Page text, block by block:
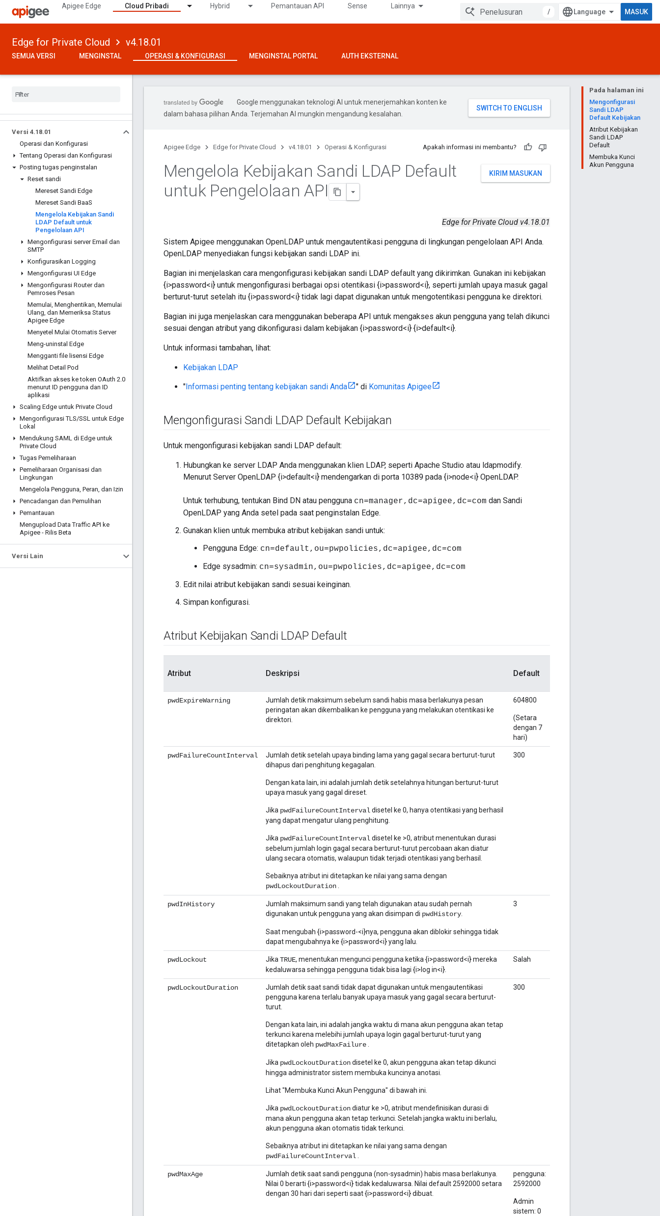
Apigee Edge Cloud Pribadi Hybrid Pemantauan API Sense Lainnya
/ MASUK
Edge for Private Cloud v4.18.01
SEMUA VERSI MENGINSTAL OPERASI & KONFIGURASI MENGINSTAL PORTAL AUTH EKSTERNAL
Versi 4.18.01
Operasi dan Konfigurasi
Tentang Operasi dan Konfigurasi
Posting tugas penginstalan
Reset sandi
Mereset Sandi Edge
Mereset Sandi BaaS
Mengelola Kebijakan Sandi
LDAP Default untuk
Pengelolaan API
Mengonfigurasi server Email dan
SMTP
Konfigurasikan Logging
Mengonfigurasi UI Edge
Mengonfigurasi Router dan
Pemroses Pesan
Memulai, Menghentikan, Memulai
Ulang, dan Memeriksa Status
Apigee Edge
Menyetel Mulai Otomatis Server
Meng-uninstal Edge
Mengganti file lisensi Edge
Melihat Detail Pod
Aktifkan akses ke token OAuth 2.0
menurut ID pengguna dan ID
aplikasi
Scaling Edge untuk Private Cloud
Mengonfigurasi TLS/SSL untuk Edge
Lokal
Mendukung SAML di Edge untuk
Private Cloud
Tugas Pemeliharaan
Pemeliharaan Organisasi dan
Lingkungan
Mengelola Pengguna, Peran, dan Izin
Pencadangan dan Pemulihan
Pemantauan
Mengupload Data Traffic API ke
Apigee - Rilis Beta
Versi Lain
Pada halaman ini
Mengonfigurasi
Sandi LDAP
Default Kebijakan
Atribut Kebijakan
Sandi LDAP
Default
Membuka Kunci
Akun Pengguna
Google menggunakan teknologi AI untuk menerjemahkan konten ke
dalam bahasa pilihan Anda. Terjemahan AI mungkin mengandung kesalahan.
Apigee Edge Edge for Private Cloud v4.18.01 Operasi & Konfigurasi Apakah informasi ini membantu?
KIRIM MASUKAN
Mengelola Kebijakan Sandi LDAP Default
untuk Pengelolaan API
Edge for Private Cloud v4.18.01
Sistem Apigee menggunakan OpenLDAP untuk mengautentikasi pengguna di lingkungan pengelolaan API Anda.
OpenLDAP menyediakan fungsi kebijakan sandi LDAP ini.
Bagian ini menjelaskan cara mengonfigurasi kebijakan sandi LDAP default yang dikirimkan. Gunakan ini kebijakan
{i>password<i} untuk mengonfigurasi berbagai opsi otentikasi {i>password<i}, seperti jumlah upaya masuk gagal
berturut-turut setelah itu {i>password<i} tidak lagi dapat digunakan untuk mengotentikasi pengguna ke direktori.
Bagian ini juga menjelaskan cara menggunakan beberapa API untuk mengakses akun pengguna yang telah dikunci
sesuai dengan atribut yang dikonfigurasi dalam kebijakan {i>password<i} {i>default<i}.
Untuk informasi tambahan, lihat:
Kebijakan LDAP
"Informasi penting tentang kebijakan sandi Anda " di Komunitas Apigee
Mengonfigurasi Sandi LDAP Default Kebijakan
Untuk mengonfigurasi kebijakan sandi LDAP default:
Hubungkan ke server LDAP Anda menggunakan klien LDAP, seperti Apache Studio atau ldapmodify.
Menurut Server OpenLDAP {i>default<i} mendengarkan di porta 10389 pada {i>node<i} OpenLDAP.
Untuk terhubung, tentukan Bind DN atau pengguna cn=manager,dc=apigee,dc=com dan Sandi
OpenLDAP yang Anda setel pada saat penginstalan Edge.
Gunakan klien untuk membuka atribut kebijakan sandi untuk:
Pengguna Edge: cn=default,ou=pwpolicies,dc=apigee,dc=com
Edge sysadmin: cn=sysadmin,ou=pwpolicies,dc=apigee,dc=com
Edit nilai atribut kebijakan sandi sesuai keinginan.
Simpan konfigurasi.
Atribut Kebijakan Sandi LDAP Default
Atribut Deskripsi Default
pwdExpireWarning
Jumlah detik maksimum sebelum sandi habis masa berlakunya pesan
peringatan akan dikembalikan ke pengguna yang melakukan otentikasi ke
direktori.
604800
(Setara
dengan 7
hari)
pwdFailureCountInterval
Jumlah detik setelah upaya binding lama yang gagal secara berturut-turut
dihapus dari penghitung kegagalan.
Dengan kata lain, ini adalah jumlah detik setelahnya hitungan berturut-turut
upaya masuk yang gagal direset.
Jika pwdFailureCountIntervaldisetel ke 0, hanya otentikasi yang berhasil
yang dapat mengatur ulang penghitung.
Jika pwdFailureCountIntervaldisetel ke >0, atribut menentukan durasi
sebelum jumlah login gagal secara berturut-turut percobaan akan diatur
ulang secara otomatis, walaupun tidak terjadi otentikasi yang berhasil.
Sebaiknya atribut ini ditetapkan ke nilai yang sama dengan
pwdLockoutDuration
300
pwdInHistory
Jumlah maksimum sandi yang telah digunakan atau sudah pernah
digunakan untuk pengguna yang akan disimpan di pwdHistory
Saat mengubah {i>password-<i}nya, pengguna akan diblokir sehingga tidak
dapat mengubahnya ke {i>password<i} yang lalu.
3
pwdLockout Jika TRUE, menentukan mengunci pengguna ketika {i>password<i} mereka
kedaluwarsa sehingga pengguna tidak bisa lagi {i>log in<i}.
Salah
pwdLockoutDuration
Jumlah detik saat sandi tidak dapat digunakan untuk mengautentikasi
pengguna karena terlalu banyak upaya masuk yang gagal secara berturut-
turut.
Dengan kata lain, ini adalah jangka waktu di mana akun pengguna akan tetap
terkunci karena melebihi jumlah upaya login gagal berturut-turut yang
ditetapkan oleh pwdMaxFailure
Jika pwdLockoutDurationdisetel ke 0, akun pengguna akan tetap dikunci
hingga administrator sistem membuka kuncinya anotasi.
Lihat "Membuka Kunci Akun Pengguna" di bawah ini.
Jika pwdLockoutDurationdiatur ke >0, atribut mendefinisikan durasi di
mana akun pengguna akan tetap terkunci. Setelah jangka waktu ini berlalu,
akun pengguna akan otomatis tidak terkunci.
Sebaiknya atribut ini ditetapkan ke nilai yang sama dengan
pwdFailureCountInterval
300
pwdMaxAge
Jumlah detik saat sandi pengguna (non-sysadmin) habis masa berlakunya.
Nilai 0 berarti {i>password<i} tidak kedaluwarsa. Nilai default 2592000 setara
dengan 30 hari dari seperti saat {i>password<i} dibuat.
pengguna:
2592000
Admin
sistem: 0